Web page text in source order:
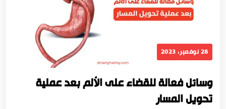
28 نوفمبر، 2023
وسائل فعالة للقضاء على الألم بعد عملية
تحويل المسار